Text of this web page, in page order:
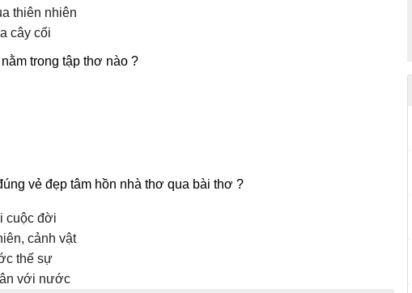
thiên nhiên
cây cối
trong tập thơ nào ?
vẻ đẹp tâm hồn nhà thơ qua bài thơ ?
cuộc đời
cảnh vật
thế sự
với nước